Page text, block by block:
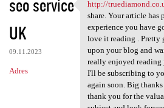
seo service
UK
09.11.2023
Adres
http://
http://
share. Your article has
experience you have
love it reading . Pretty
upon your blog and
really enjoyed reading
I'll be subscribing to
again soon. Big
thank you for the